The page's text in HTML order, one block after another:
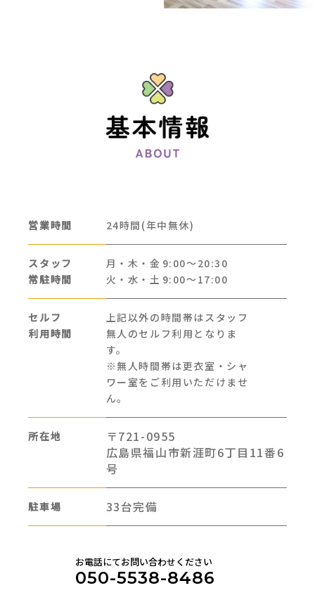
営業時間 24時間(年中無休)
スタッフ
常駐時間
月・木・金 9:00～20:30
火・水・土 9:00～17:00
セルフ
利用時間
上記以外の時間帯はスタッフ
無人のセルフ利用となりま
す。
※無人時間帯は更衣室・シャ
ワー室をご利用いただけませ
ん。
所在地
〒721-0955
広島県福山市新涯町6丁目11番6
号
駐車場 33台完備
お電話にてお問い合わせください
050-5538-8486